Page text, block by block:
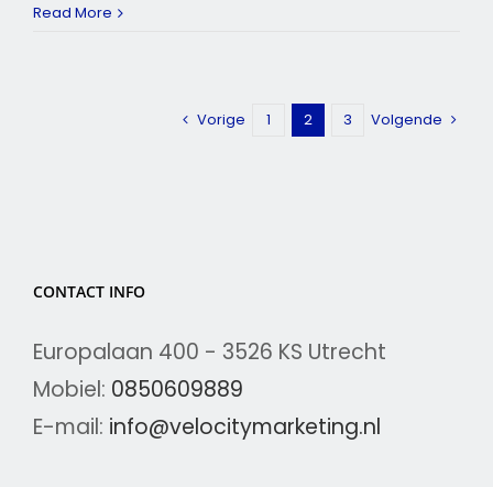
Read More
Vorige 1 2 3 Volgende
CONTACT INFO
Europalaan 400 - 3526 KS Utrecht
Mobiel: 0850609889
E-mail: info@velocitymarketing.nl